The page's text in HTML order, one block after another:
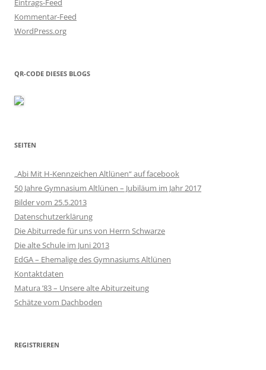
Eintrags-Feed
Kommentar-Feed
WordPress.org
QR-CODE DIESES BLOGS
SEITEN
„Abi Mit H-Kennzeichen Altlünen“ auf facebook
50 Jahre Gymnasium Altlünen – Jubiläum im Jahr 2017
Bilder vom 25.5.2013
Datenschutzerklärung
Die Abiturrede für uns von Herrn Schwarze
Die alte Schule im Juni 2013
EdGA – Ehemalige des Gymnasiums Altlünen
Kontaktdaten
Matura ’83 – Unsere alte Abiturzeitung
Schätze vom Dachboden
REGISTRIEREN